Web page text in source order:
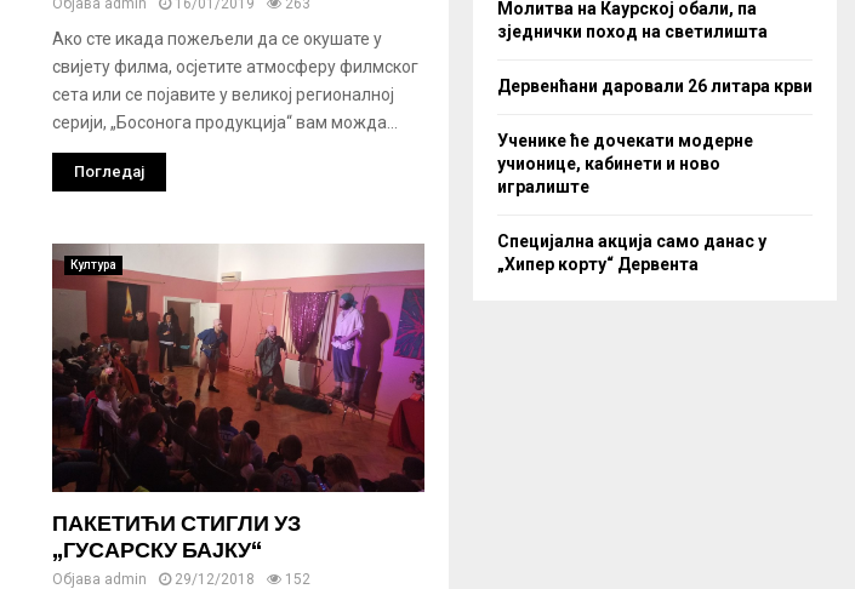
Објава admin 16/01/2019 263
Ако сте икада пожељели да се окушате у
свијету филма, осјетите атмосферу филмског
сета или се појавите у великој регионалној
серији, „Босонога продукција“ вам можда...
Погледај
Култура
ПАКЕТИЋИ СТИГЛИ УЗ
„ГУСАРСКУ БАЈКУ“
Објава admin 29/12/2018 152
Молитва на Каурској обали, па
зједнички поход на светилишта
Дервенћани даровали 26 литара крви
Ученике ће дочекати модерне
учионице, кабинети и ново
игралиште
Специјална акција само данас у
„Хипер корту“ Дервента